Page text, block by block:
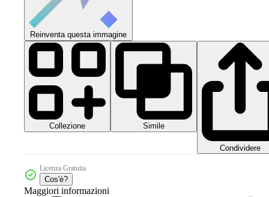
Reinventa questa immagine
Collezione Simile
Condividere
Licenza Gratuita
Cos'è?
Maggiori informazioni